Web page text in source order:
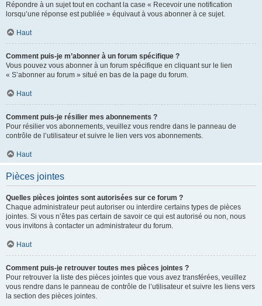
Répondre à un sujet tout en cochant la case « Recevoir une notification
lorsqu’une réponse est publiée » équivaut à vous abonner à ce sujet.
Haut
Comment puis-je m’abonner à un forum spécifique ?
Vous pouvez vous abonner à un forum spécifique en cliquant sur le lien
« S’abonner au forum » situé en bas de la page du forum.
Haut
Comment puis-je résilier mes abonnements ?
Pour résilier vos abonnements, veuillez vous rendre dans le panneau de
contrôle de l’utilisateur et suivre le lien vers vos abonnements.
Haut
Pièces jointes
Quelles pièces jointes sont autorisées sur ce forum ?
Chaque administrateur peut autoriser ou interdire certains types de pièces
jointes. Si vous n’êtes pas certain de savoir ce qui est autorisé ou non, nous
vous invitons à contacter un administrateur du forum.
Haut
Comment puis-je retrouver toutes mes pièces jointes ?
Pour retrouver la liste des pièces jointes que vous avez transférées, veuillez
vous rendre dans le panneau de contrôle de l’utilisateur et suivre les liens vers
la section des pièces jointes.